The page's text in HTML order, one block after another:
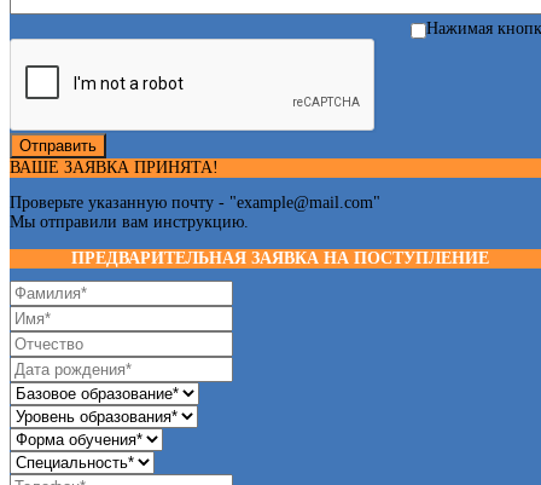
Нажимая
Отправить
ВАШЕ ЗАЯВКА ПРИНЯТА!
Проверьте указанную почту - "example@mail.com"
Мы отправили вам инструкцию.
ПРЕДВАРИТЕЛЬНАЯ ЗАЯВКА НА ПОСТУПЛЕНИЕ